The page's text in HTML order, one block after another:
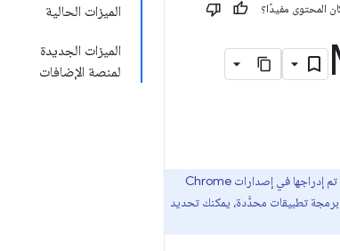
الميزات الحالية
الميزات الجديدة
لمنصة الإضافات
المحتوى مفيدًا؟
يتوفّر إصدار Manifest V3 بشكل عام في إصدار Chrome 88 أو الإصدارات الأحدث. وبالنسبة إلى ميزات الإضافات التي تم إدراجها في إصدارات Chrome
تطبيقات محدَّدة، يمكنك تحديد